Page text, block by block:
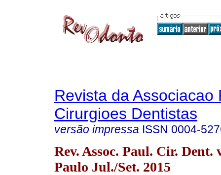
Revista da Associacao
Cirurgioes Dentistas
versão impressa ISSN 0004-
Rev. Assoc. Paul. Cir. Dent.
Paulo Jul./Set. 2015